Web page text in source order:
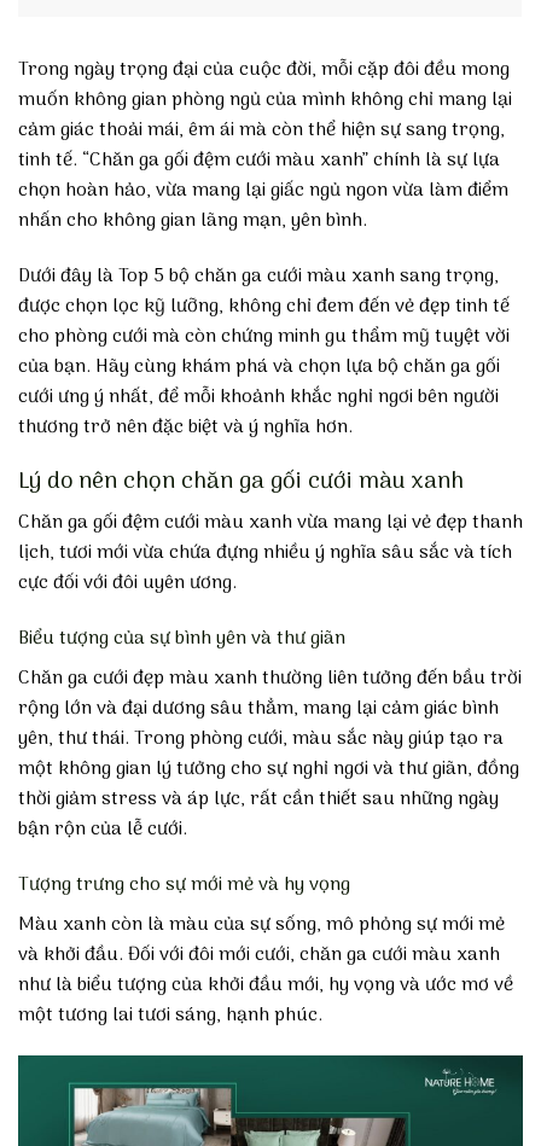
Trong ngày trọng đại của cuộc đời, mỗi cặp đôi đều mong
muốn không gian phòng ngủ của mình không chỉ mang lại
cảm giác thoải mái, êm ái mà còn thể hiện sự sang trọng,
tinh tế. “Chăn ga gối đệm cưới màu xanh” chính là sự lựa
chọn hoàn hảo, vừa mang lại giấc ngủ ngon vừa làm điểm
nhấn cho không gian lãng mạn, yên bình.
Dưới đây là Top 5 bộ chăn ga cưới màu xanh sang trọng,
được chọn lọc kỹ lưỡng, không chỉ đem đến vẻ đẹp tinh tế
cho phòng cưới mà còn chứng minh gu thẩm mỹ tuyệt vời
của bạn. Hãy cùng khám phá và chọn lựa bộ chăn ga gối
cưới ưng ý nhất, để mỗi khoảnh khắc nghỉ ngơi bên người
thương trở nên đặc biệt và ý nghĩa hơn.
Lý do nên chọn chăn ga gối cưới màu xanh
Chăn ga gối đệm cưới màu xanh vừa mang lại vẻ đẹp thanh
lịch, tươi mới vừa chứa đựng nhiều ý nghĩa sâu sắc và tích
cực đối với đôi uyên ương.
Biểu tượng của sự bình yên và thư giãn
Chăn ga cưới đẹp màu xanh thường liên tưởng đến bầu trời
rộng lớn và đại dương sâu thẳm, mang lại cảm giác bình
yên, thư thái. Trong phòng cưới, màu sắc này giúp tạo ra
một không gian lý tưởng cho sự nghỉ ngơi và thư giãn, đồng
thời giảm stress và áp lực, rất cần thiết sau những ngày
bận rộn của lễ cưới.
Tượng trưng cho sự mới mẻ và hy vọng
Màu xanh còn là màu của sự sống, mô phỏng sự mới mẻ
và khởi đầu. Đối với đôi mới cưới, chăn ga cưới màu xanh
như là biểu tượng của khởi đầu mới, hy vọng và ước mơ về
một tương lai tươi sáng, hạnh phúc.